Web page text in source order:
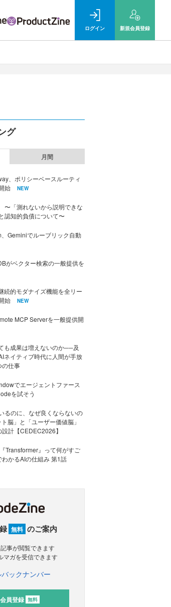
ログイン 新規会員登録
グ
月間
、ポリシーベースルーティ
始
NEW
「測れないから説明できな
認知的負債について〜
Geminiでルーブリック自動
がベクター検索の一般提供を
続的モダナイズ機能を全リー
始
NEW
MCP Serverを一般提供開
も成果は増えないのか──及
ネイティブ時代に人間が手放
の仕事
でエージェントファース
を試そう
るのに、なぜ良くならないの
脳」と「ユーザー価値脳」
計【CEDEC2026】
Transformer』って何がすご
かるAIの仕組み 第1話
無料 のご案内
事が閲覧できます
マガを受信できます
バックナンバー
員登録 無料